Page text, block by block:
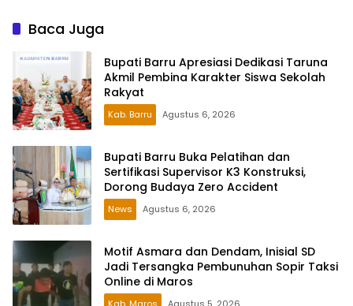
MalinoBaca Juga
Bupati Barru Apresiasi Dedikasi Taruna
Akmil Pembina Karakter Siswa Sekolah
Rakyat
Kab. Barru Agustus 6, 2026
Bupati Barru Buka Pelatihan dan
Sertifikasi Supervisor K3 Konstruksi,
Dorong Budaya Zero Accident
News Agustus 6, 2026
Motif Asmara dan Dendam, Inisial SD
Jadi Tersangka Pembunuhan Sopir Taksi
Online di Maros